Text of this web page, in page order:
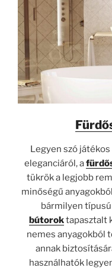
Legyen szó
eleganciáról, a
tükrök a legjobb
minőségű
bármilyen
bútoroktapasztalt
nemes anyagokból
annak
használhatók